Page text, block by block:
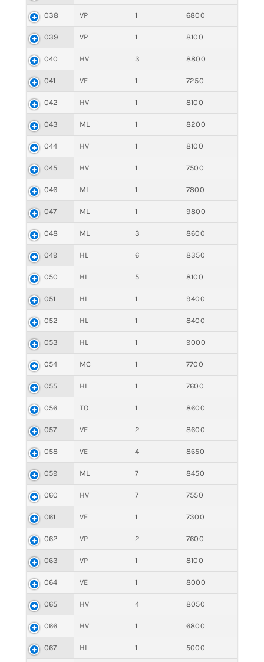
038 VP 1 6800
039 VP 1 8100
040 HV 3 8800
041 VE 1 7250
042 HV 1 8100
043 ML 1 8200
044 HV 1 8100
045 HV 1 7500
046 ML 1 7800
047 ML 1 9800
048 ML 3 8600
049 HL 6 8350
050 HL 5 8100
051 HL 1 9400
052 HL 1 8400
053 HL 1 9000
054 MC 1 7700
055 HL 1 7600
056 TO 1 8600
057 VE 2 8600
058 VE 4 8650
059 ML 7 8450
060 HV 7 7550
061 VE 1 7300
062 VP 2 7600
063 VP 1 8100
064 VE 1 8000
065 HV 4 8050
066 HV 1 6800
067 HL 1 5000